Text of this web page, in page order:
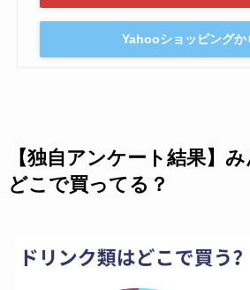
Yahooショッピングか
【独自アンケート結果】
どこで買ってる？